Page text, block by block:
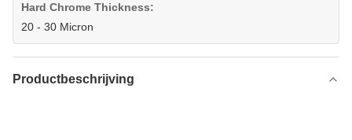
Hard Chrome Thickness:
20 - 30 Micron
Productbeschrijving